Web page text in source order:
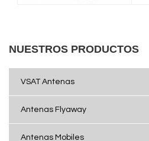
NUESTROS PRODUCTOS
VSAT Antenas
Antenas Flyaway
Antenas Mobiles